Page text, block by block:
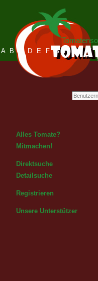
A B C D E F G H I J K
Alles Tomate?
Mitmachen!
Direktsuche
Detailsuche
Registrieren
Unsere Unterstützer